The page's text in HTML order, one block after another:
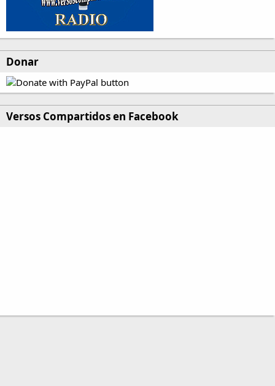
Donar
Versos Compartidos en Facebook